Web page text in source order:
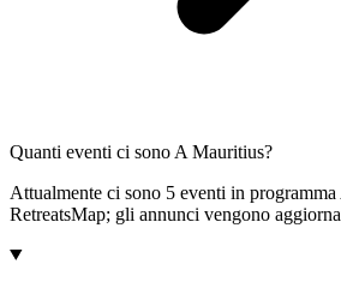
Quanti eventi ci sono A Mauritius?
Attualmente ci sono 5 eventi in
RetreatsMap; gli annunci vengono